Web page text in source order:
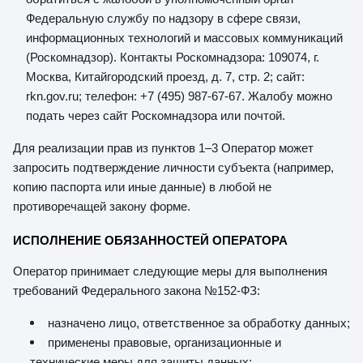
Федеральную службу по надзору в сфере связи,
информационных технологий и массовых коммуникаций
(Роскомнадзор). Контакты Роскомнадзора: 109074, г.
Москва, Китайгородский проезд, д. 7, стр. 2; сайт:
rkn.gov.ru; телефон: +7 (495) 987-67-67. Жалобу можно
подать через сайт Роскомнадзора или почтой.
Для реализации прав из пунктов 1–3 Оператор может
запросить подтверждение личности субъекта (например,
копию паспорта или иные данные) в любой не
противоречащей закону форме.
ИСПОЛНЕНИЕ ОБЯЗАННОСТЕЙ ОПЕРАТОРА
Оператор принимает следующие меры для выполнения
требований Федерального закона №152-ФЗ:
назначено лицо, ответственное за обработку данных;
применены правовые, организационные и